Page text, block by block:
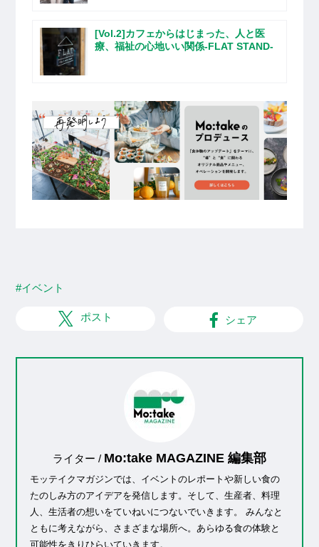
[Vol.2]カフェからはじまった、人と医
療、福祉の心地いい関係-FLAT STAND-
#イベント
ポスト シェア
ライター / Mo:take MAGAZINE 編集部
モッテイクマガジンでは、イベントのレポートや新しい食の
たのしみ方のアイデアを発信します。そして、生産者、料理
人、生活者の想いをていねいにつないでいきます。 みんなと
ともに考えながら、さまざまな場所へ。あらゆる食の体験と
可能性をきりひらいていきます。